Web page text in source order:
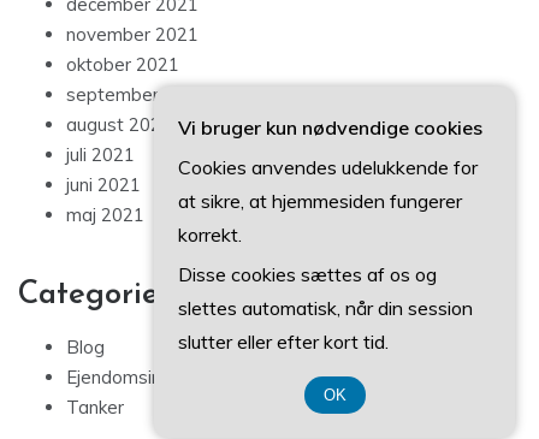
oktober 2021
september 2021
august 2021
juli 2021
juni 2021
maj 2021
Blog
Tanker
Vi bruger kun nødvendige cookies
Cookies anvendes udelukkende for
at sikre, at hjemmesiden fungerer
korrekt.
Disse cookies sættes af os og
slettes automatisk, når din session
slutter eller efter kort tid.
OK